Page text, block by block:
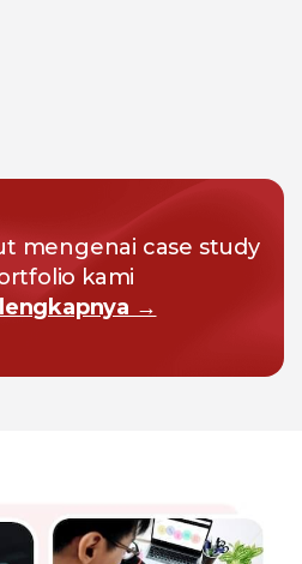
mengenai case study
kami
→